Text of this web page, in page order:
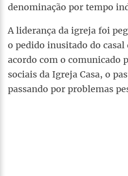
denominação por tempo
A liderança da igreja foi
o pedido inusitado do casal
acordo com o comunicado
sociais da Igreja Casa, o
passando por problemas